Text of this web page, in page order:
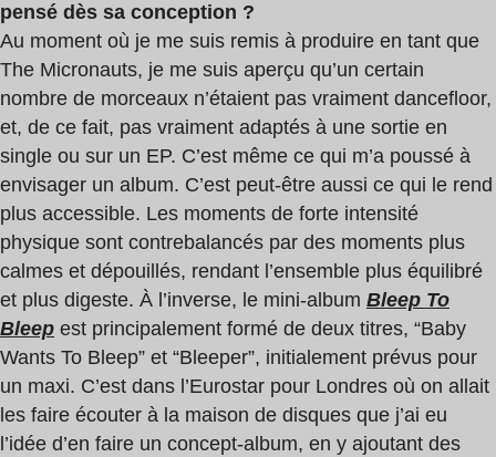
pensé dès sa conception ?
Au moment où je me suis remis à produire en tant que
The Micronauts, je me suis aperçu qu’un certain
nombre de morceaux n’étaient pas vraiment dancefloor,
et, de ce fait, pas vraiment adaptés à une sortie en
single ou sur un EP. C’est même ce qui m’a poussé à
envisager un album. C’est peut-être aussi ce qui le rend
plus accessible. Les moments de forte intensité
physique sont contrebalancés par des moments plus
calmes et dépouillés, rendant l’ensemble plus équilibré
et plus digeste. À l’inverse, le mini-album Bleep To
Bleep est principalement formé de deux titres, “Baby
Wants To Bleep” et “Bleeper”, initialement prévus pour
un maxi. C’est dans l’Eurostar pour Londres où on allait
les faire écouter à la maison de disques que j’ai eu
l’idée d’en faire un concept-album, en y ajoutant des